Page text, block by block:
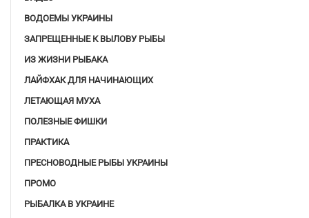
ВОДОЕМЫ УКРАИНЫ
ЗАПРЕЩЕННЫЕ К ВЫЛОВУ РЫБЫ
ИЗ ЖИЗНИ РЫБАКА
ЛАЙФХАК ДЛЯ НАЧИНАЮЩИХ
ЛЕТАЮЩАЯ МУХА
ПОЛЕЗНЫЕ ФИШКИ
ПРАКТИКА
ПРЕСНОВОДНЫЕ РЫБЫ УКРАИНЫ
ПРОМО
РЫБАЛКА В УКРАИНЕ